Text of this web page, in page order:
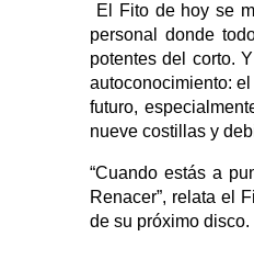
El Fito de hoy se
personal donde
potentes del corto.
autoconocimiento:
futuro,
nueve costillas y
“Cuando estás a
Renacer”, relata el
de su próximo disco.